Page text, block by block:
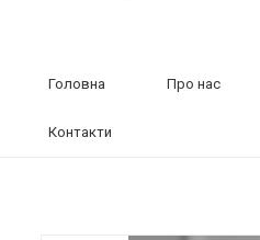
Головна Про нас
Контакти